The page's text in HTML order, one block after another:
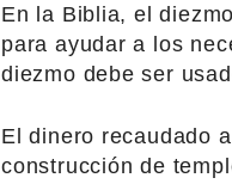
En la Biblia, el
para ayudar a los
diezmo debe ser
El dinero recaudado
construcción de